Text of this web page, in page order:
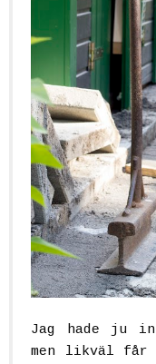
Jag hade ju
men likväl får